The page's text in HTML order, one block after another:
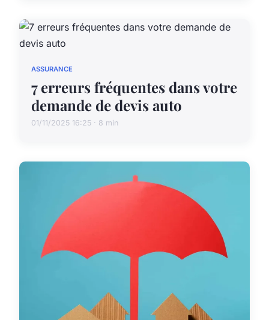
ASSURANCE
7 erreurs fréquentes dans votre
demande de devis auto
01/11/2025 16:25 · 8 min